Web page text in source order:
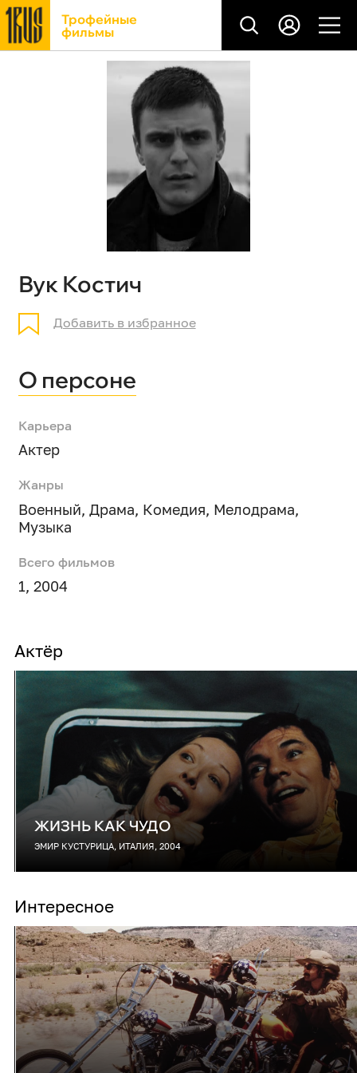
Трофейные
фильмы
Вук Костич
Добавить в избранное
О персоне
Карьера
Актер
Жанры
Военный, Драма, Комедия, Мелодрама,
Музыка
Всего фильмов
1, 2004
Актёр
ЖИЗНЬ КАК ЧУДО
ЭМИР КУСТУРИЦА, ИТАЛИЯ, 2004
Интересное